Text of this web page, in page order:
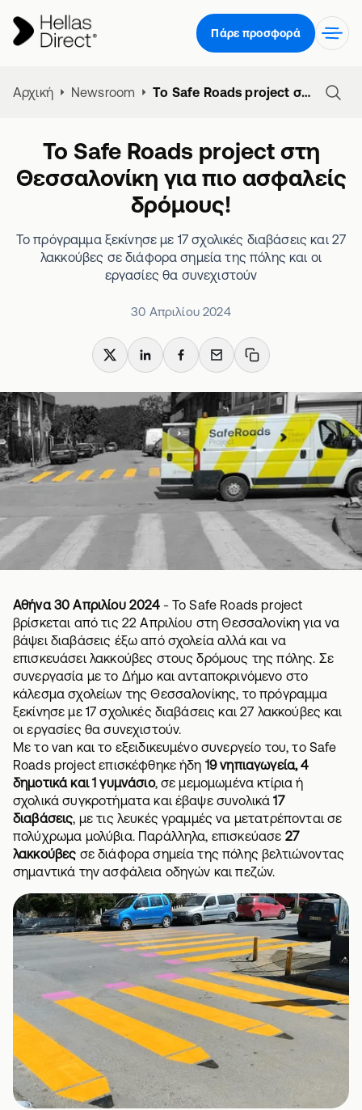
Πάρε προσφορά
Αρχική Newsroom Το Safe Roads project στη Θεσσαλονίκη για πιο ασφαλείς δρόμους!
Το Safe Roads project στη
Θεσσαλονίκη για πιο ασφαλείς
δρόμους!
Το πρόγραμμα ξεκίνησε με 17 σχολικές διαβάσεις και 27
λακκούβες σε διάφορα σημεία της πόλης και οι
εργασίες θα συνεχιστούν
30 Απριλίου 2024
X LinkedInFacebook
Email Copy link
Αθήνα 30 Απριλίου 2024- To Safe Roads project
βρίσκεται από τις 22 Απριλίου στη Θεσσαλονίκη για να
βάψει διαβάσεις έξω από σχολεία αλλά και να
επισκευάσει λακκούβες στους δρόμους της πόλης. Σε
συνεργασία με το Δήμο και ανταποκρινόμενο στο
κάλεσμα σχολείων της Θεσσαλονίκης, το πρόγραμμα
ξεκίνησε με 17 σχολικές διαβάσεις και 27 λακκούβες και
οι εργασίες θα συνεχιστούν.
Με το van και το εξειδικευμένο συνεργείο του, το Safe
Roads project επισκέφθηκε ήδη 19 νηπιαγωγεία, 4
δημοτικά και 1 γυμνάσιο, σε μεμομωμένα κτίρια ή
σχολικά συγκροτήματα και έβαψε συνολικά17
διαβάσεις, με τις λευκές γραμμές να μετατρέπονται σε
πολύχρωμα μολύβια. Παράλληλα, επισκεύασε 27
λακκούβες σε διάφορα σημεία της πόλης βελτιώνοντας
σημαντικά την ασφάλεια οδηγών και πεζών.